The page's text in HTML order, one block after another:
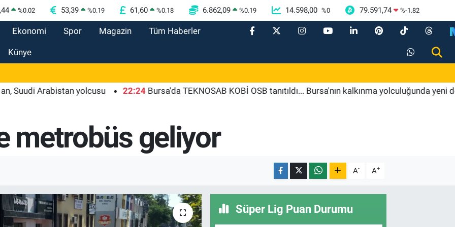
%0.02 53,39 %0.19 61,60 %0.18 6.862,09 %0.19 14.598,00 %0 79.591,74 %-1.82
Ekonomi Spor Magazin Tüm Haberler
Künye
Arabistan yolcusu 22:24 Bursa'da TEKNOSAB KOBİ OSB tanıtıldı... Bursa'nın kalkınma yolculuğunda yeni dönem
metrobüs geliyor
A- A+
Süper Lig Puan Durumu